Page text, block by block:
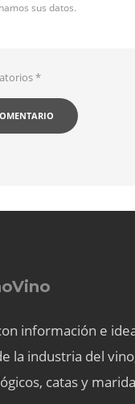
sus datos.
*
información e
la industria del
catas y